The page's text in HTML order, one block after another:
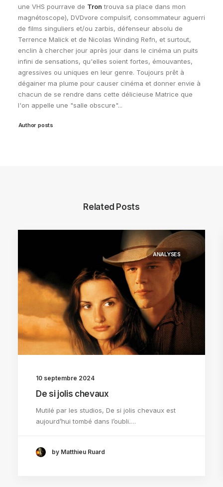
une VHS pourrave de Tron trouva sa place dans mon
magnétoscope), DVDvore compulsif, consommateur aguerri
de films singuliers et/ou zarbis, défenseur absolu de
Terrence Malick et de Nicolas Winding Refn, et surtout,
enclin à chercher jour après jour dans le cinéma un puits
infini de sensations, qu'elles soient fortes, émouvantes,
agressives ou uniques en leur genre. Toujours prêt à
dégainer ma plume pour causer cinéma et donner envie à
chacun de se rendre dans cette délicieuse Matrice que
l'on appelle une "salle obscure"...
Author posts
Related Posts
ANALYSES
10 septembre 2024
De si jolis chevaux
Mutilé par les studios, De si jolis chevaux est
aujourd’hui tombé dans l’oubli.…
by Matthieu Ruard